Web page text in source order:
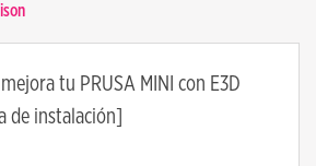
tu PRUSA MINI con E3D
de instalación]